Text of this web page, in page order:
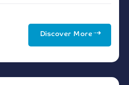
Discover More